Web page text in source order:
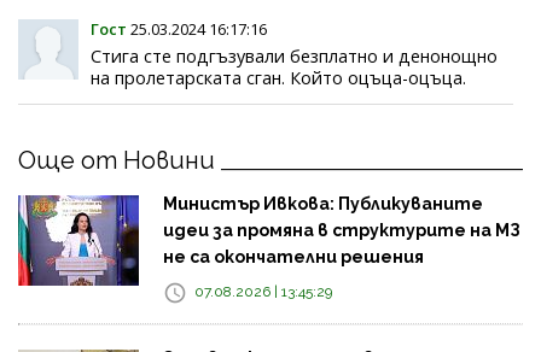
Гост 25.03.2024 16:17:16
Стига сте подгъзували безплатно и денонощно
на пролетарската сган. Който оцъца-оцъца.
Още от Новини
Министър Ивкова: Публикуваните
идеи за промяна в структурите на МЗ
не са окончателни решения
07.08.2026 | 13:45:29